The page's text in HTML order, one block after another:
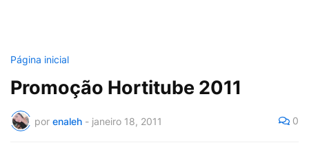
Página inicial
Promoção Hortitube 2011
por enaleh - janeiro 18, 2011 0